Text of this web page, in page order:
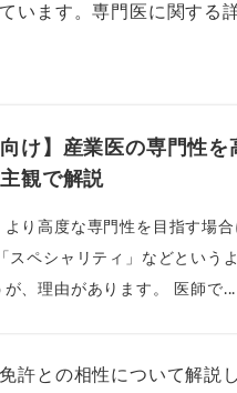
います。専門医に関する
け】産業医の専門性
観で解説
り高度な専門性を目指す場
スペシャリティ」などという
、理由があります。 医師で...
許との相性について解説